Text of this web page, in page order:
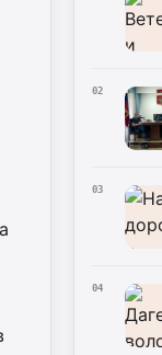
02
03
04